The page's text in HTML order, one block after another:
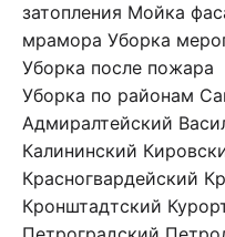
затопления Мойка
мрамора Уборка
Уборка после пожара
Уборка по районам
Адмиралтейский
Калининский
Красногвардейский
Кронштадтский